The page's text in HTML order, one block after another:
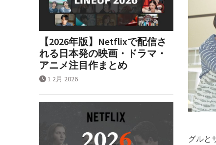
グルと
【2026年版】Netflixで配信さ
れる日本発の映画・ドラマ・
アニメ注目作まとめ
1 2月 2026